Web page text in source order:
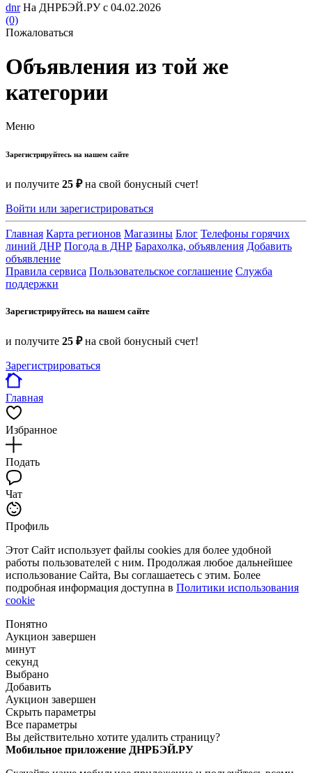
dnr На ДНРБЭЙ.РУ с 04.02.2026
(0)
Пожаловаться
Объявления из той же
категории
Меню
Зарегистрируйтесь на нашем сайте
и получите 25 ₽на свой бонусный счет!
Войти или зарегистрироваться
Главная Карта регионов Магазины Блог Телефоны горячих
линий ДНР Погода в ДНР Барахолка, объявления Добавить
объявление
Правила сервиса Пользовательское соглашение Служба
поддержки
Зарегистрируйтесь на нашем сайте
и получите 25 ₽на свой бонусный счет!
Зарегистрироваться
Главная
Избранное
Подать
Чат
Профиль
Этот Сайт использует файлы cookies для более удобной
работы пользователей с ним. Продолжая любое дальнейшее
использование Сайта, Вы соглашаетесь с этим. Более
подробная информация доступна в Политики использования
cookie
Понятно
Аукцион завершен
минут
секунд
Выбрано
Добавить
Аукцион завершен
Скрыть параметры
Все параметры
Вы действительно хотите удалить страницу?
Мобильное приложение ДНРБЭЙ.РУ